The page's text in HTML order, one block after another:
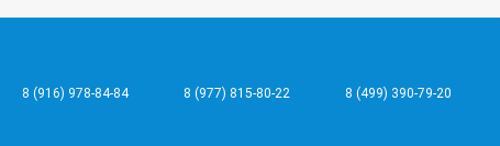
8 (916) 978-84-84 8 (977) 815-80-22 8 (499) 390-79-20